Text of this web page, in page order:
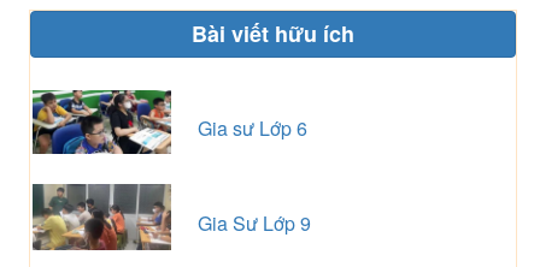
Bài viết hữu ích
Gia sư Lớp 6
Gia Sư Lớp 9